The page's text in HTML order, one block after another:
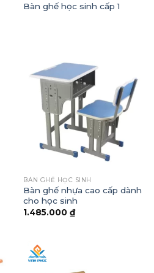
Bàn ghế học sinh cấp 1
BÀN GHẾ HỌC SINH
Bàn ghế nhựa cao cấp dành
cho học sinh
1.485.000 ₫